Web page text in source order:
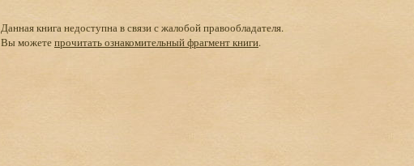
Данная книга недоступна в связи с жалобой правообладателя.
Вы можетепрочитать ознакомительный фрагмент книги.